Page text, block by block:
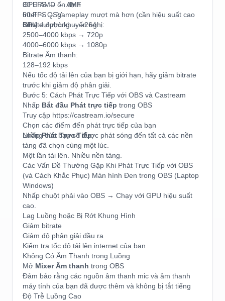
30 FPS → ổn định
60 FPS → gameplay mượt mà hơn (cần hiệu suất cao
hơn)
GPU AMD → AMF
Intel → QSV
CPU dự phòng → x264
Bitrate được khuyến nghị:
2500–4000 kbps → 720p
4000–6000 kbps → 1080p
Bitrate Âm thanh:
128–192 kbps
Nếu tốc độ tải lên của bạn bị giới hạn, hãy giảm bitrate
trước khi giảm độ phân giải.
Bước 5: Cách Phát Trực Tiếp với OBS và Castream
Nhấp Bắt đầu Phát trực tiếp trong OBS
Truy cập https://castream.io/secure
Chọn các điểm đến phát trực tiếp của bạn
NhấpPhát Trực Tiếp
Luồng của bạn sẽ được phát sóng đến tất cả các nền
tảng đã chọn cùng một lúc.
Một lần tải lên. Nhiều nền tảng.
Các Vấn Đề Thường Gặp Khi Phát Trực Tiếp với OBS
(và Cách Khắc Phục) Màn hình Đen trong OBS (Laptop
Windows)
Nhấp chuột phải vào OBS → Chạy với GPU hiệu suất
cao.
Lag Luồng hoặc Bị Rớt Khung Hình
Giảm bitrate
Giảm độ phân giải đầu ra
Kiểm tra tốc độ tải lên internet của bạn
Không Có Âm Thanh trong Luồng
Mở Mixer Âm thanh trong OBS
Đảm bảo rằng các nguồn âm thanh mic và âm thanh
máy tính của bạn đã được thêm và không bị tắt tiếng
Độ Trễ Luồng Cao